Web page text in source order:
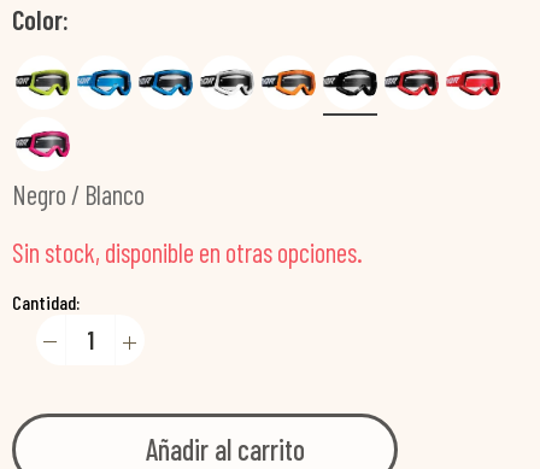
Color
Negro / Blanco
Sin stock, disponible en otras opciones.
Cantidad:
Añadir al carrito